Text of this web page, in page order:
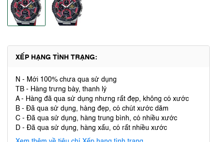
XẾP HẠNG TÌNH TRẠNG:
N - Mới 100% chưa qua sử dụng
TB - Hàng trưng bày, thanh lý
A - Hàng đã qua sử dụng nhưng rất đẹp, không có xước
B - Đã qua sử dụng, hàng đẹp, có chút xước dăm
C - Đã qua sử dụng, hàng trung bình, có nhiều xước
D - Đã qua sử dụng, hàng xấu, có rất nhiều xước